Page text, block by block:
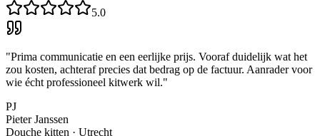
5.0
"Prima communicatie en een eerlijke prijs. Vooraf duidelijk wat het
zou kosten, achteraf precies dat bedrag op de factuur. Aanrader voor
wie écht professioneel kitwerk wil."
PJ
Pieter Janssen
Douche kitten · Utrecht